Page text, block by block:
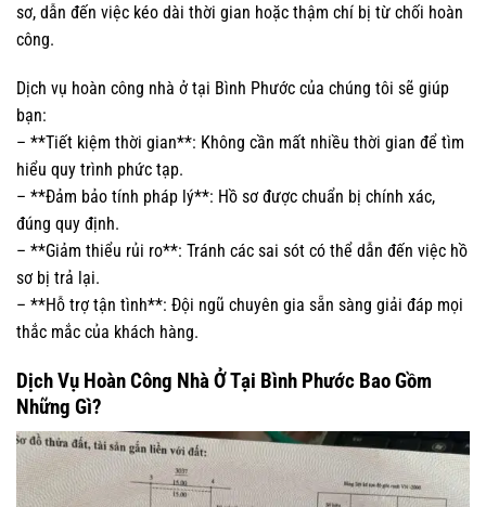
sơ, dẫn đến việc kéo dài thời gian hoặc thậm chí bị từ chối hoàn
công.
Dịch vụ hoàn công nhà ở tại Bình Phước của chúng tôi sẽ giúp
bạn:
– **Tiết kiệm thời gian**: Không cần mất nhiều thời gian để tìm
hiểu quy trình phức tạp.
– **Đảm bảo tính pháp lý**: Hồ sơ được chuẩn bị chính xác,
đúng quy định.
– **Giảm thiểu rủi ro**: Tránh các sai sót có thể dẫn đến việc hồ
sơ bị trả lại.
– **Hỗ trợ tận tình**: Đội ngũ chuyên gia sẵn sàng giải đáp mọi
thắc mắc của khách hàng.
Dịch Vụ Hoàn Công Nhà Ở Tại Bình Phước Bao Gồm
Những Gì?